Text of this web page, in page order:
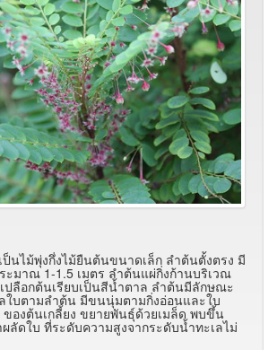
นไม้พุ่งกึ่งไม้ยืนต้นขนาดเล็ก ลำต้นตั้งตรง มี
ะมาณ 1-1.5 เมตร ลำต้นแผ่กิ่งก้านบริเวณ
ปลือกต้นเรียบเป็นสีน้ำตาล ลำต้นมีลักษณะ
ใบตามลำต้น มีขนนุ่มตามกิ่งอ่อนและใบ
องต้นเกลี้ยง ขยายพันธุ์ด้วยเมล็ด พบขึ้น
ลัดใบ ที่ระดับความสูงจากระดับน้ำทะเลไม่